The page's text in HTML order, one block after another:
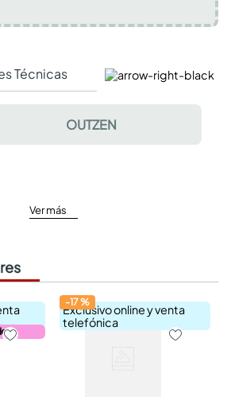
Técnicas Comentarios y
OUTZEN
Ver más
Exclusivo online y venta
telefónica
-17%